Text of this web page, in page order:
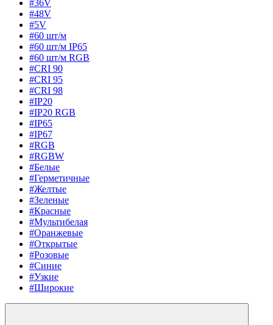
#36V
#48V
#5V
#60 шт/м
#60 шт/м IP65
#60 шт/м RGB
#CRI 90
#CRI 95
#CRI 98
#IP20
#IP20 RGB
#IP65
#IP67
#RGB
#RGBW
#Белые
#Герметичные
#Желтые
#Зеленые
#Красные
#Мультибелая
#Оранжевые
#Открытые
#Розовые
#Синие
#Узкие
#Широкие